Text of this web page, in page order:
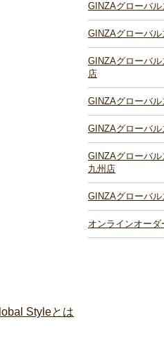
GINZAグローバ
GINZAグローバ
GINZAグローバ
店
GINZAグローバ
GINZAグローバ
GINZAグローバ
九州店
GINZAグローバ
オンラインオーダ